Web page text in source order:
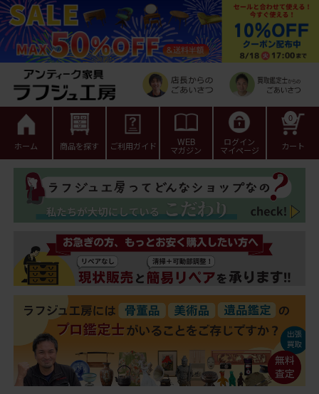
ホーム 商品を探す ご利用ガイド WEB
マガジン
ログイン
マイページ カート
0